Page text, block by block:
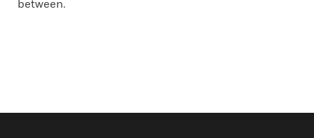
between.